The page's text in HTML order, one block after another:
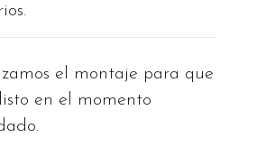
el montaje para que
en el momento